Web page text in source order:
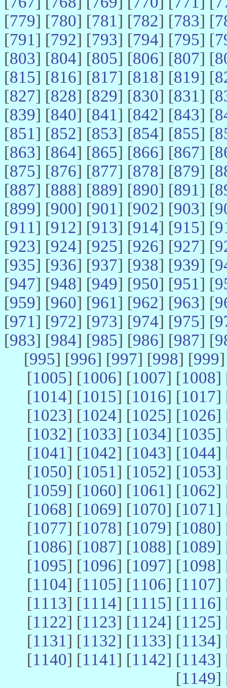
[779] [780] [781] [782] [783] [
[791] [792] [793] [794] [795] [
[803] [804] [805] [806] [807] [
[815] [816] [817] [818] [819] [
[827] [828] [829] [830] [831] [
[839] [840] [841] [842] [843] [
[851] [852] [853] [854] [855] [
[863] [864] [865] [866] [867] [
[875] [876] [877] [878] [879] [
[887] [888] [889] [890] [891] [
[899] [900] [901] [902] [903] [
[911] [912] [913] [914] [915] [
[923] [924] [925] [926] [927] [
[935] [936] [937] [938] [939] [
[947] [948] [949] [950] [951] [
[959] [960] [961] [962] [963] [
[971] [972] [973] [974] [975] [
[983] [984] [985] [986] [987] [
[995] [996] [997] [998] [999
[1005] [1006] [1007] [1008]
[1014] [1015] [1016] [1017]
[1023] [1024] [1025] [1026]
[1032] [1033] [1034] [1035]
[1041] [1042] [1043] [1044]
[1050] [1051] [1052] [1053]
[1059] [1060] [1061] [1062]
[1068] [1069] [1070] [1071]
[1077] [1078] [1079] [1080]
[1086] [1087] [1088] [1089]
[1095] [1096] [1097] [1098]
[1104] [1105] [1106] [1107]
[1113] [1114] [1115] [1116]
[1122] [1123] [1124] [1125]
[1131] [1132] [1133] [1134]
[1140] [1141] [1142] [1143]
[1149]